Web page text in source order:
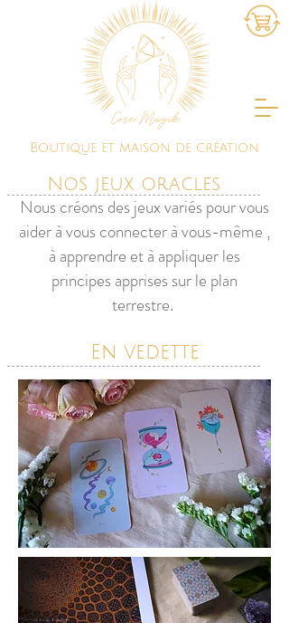
Boutique et maison de création
Nos jeux oracles
Nous créons des jeux variés pour vous
aider à vous connecter à vous-même ,
à apprendre et à appliquer les
principes apprises sur le plan
terrestre.
En vedette